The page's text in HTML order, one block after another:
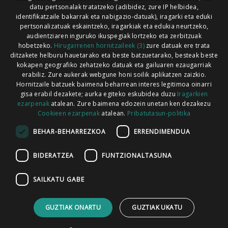
Xorroxin irratia | Lesaka | T. 948638288
Codesyntaxek garatua
PUBLIZITATEA
HARREMANETARAKO
datu pertsonalak tratatzeko (adibidez, zure IP helbidea,
identifikatzaile bakarrak eta nabigazio-datuak), iragarki eta eduki
pertsonalizatuak eskaintzeko, iragarkiak eta edukia neurtzeko,
audientziaren inguruko ikuspegiak lortzeko eta zerbitzuak
hobetzeko. Hirugarrenen hornitzaileek (3)zure datuak ere trata
ditzakete helburu hauetarako eta beste batzuetarako, besteak beste
kokapen geografiko zehatzeko datuak eta gailuaren ezaugarriak
erabiliz. Zure aukerak webgune honi soilik aplikatzen zaizkio.
Hornitzaile batzuek baimena beharrean interes legitimoa oinarri
gisa erabil dezakete; aurka egiteko eskubidea duzu Iragarkien
ezarpenakatalean. Zure baimena edozein unetan ken dezakezu
Cookieen ezarpenak atalean. Pribatutasun-politika
BEHAR-BEHARREZKOA ERRENDIMENDUA
BIDERATZEA FUNTZIONALTASUNA
SAILKATU GABE
GUZTIAK ONARTU GUZTIAK UKATU